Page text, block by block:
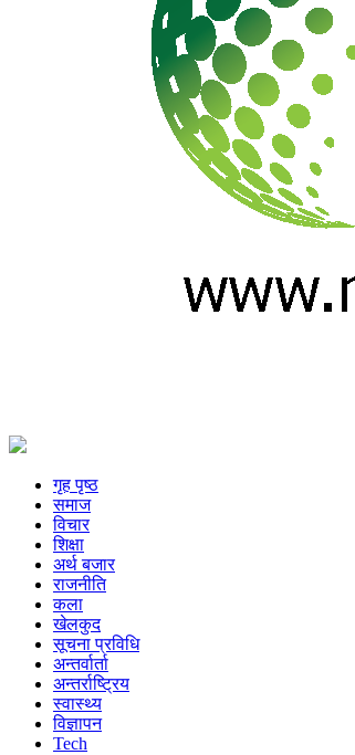
गृह पृष्ठ
समाज
विचार
शिक्षा
अर्थ बजार
राजनीति
कला
खेलकुद
सूचना प्रविधि
अन्तर्वार्ता
अन्तर्राष्ट्रिय
स्वास्थ्य
विज्ञापन
Tech